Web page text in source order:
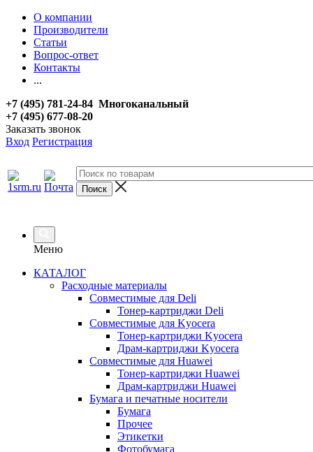
О компании
Производители
Статьи
Вопрос-ответ
Контакты
...
+7 (495) 781-24-84 Многоканальный
+7 (495) 677-08-20
Заказать звонок
Вход Регистрация
Меню
КАТАЛОГ
Расходные материалы
Совместимые для Deli
Тонер-картриджи Deli
Совместимые для Kyocera
Тонер-картриджи Kyocera
Драм-картриджи Kyocera
Совместимые для Huawei
Тонер-картриджи Huawei
Драм-картриджи Huawei
Бумага и печатные носители
Бумага
Прочее
Этикетки
Фотобумага